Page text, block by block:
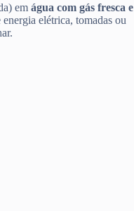
em água com gás fresca e
elétrica, tomadas ou